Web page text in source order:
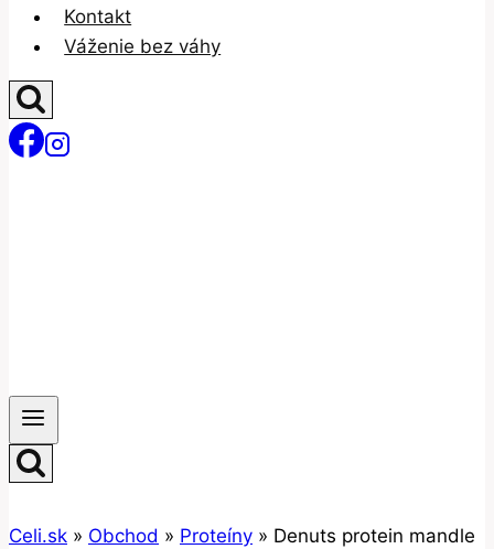
Kontakt
Váženie bez váhy
Celi.sk » Obchod » Proteíny » Denuts protein mandle